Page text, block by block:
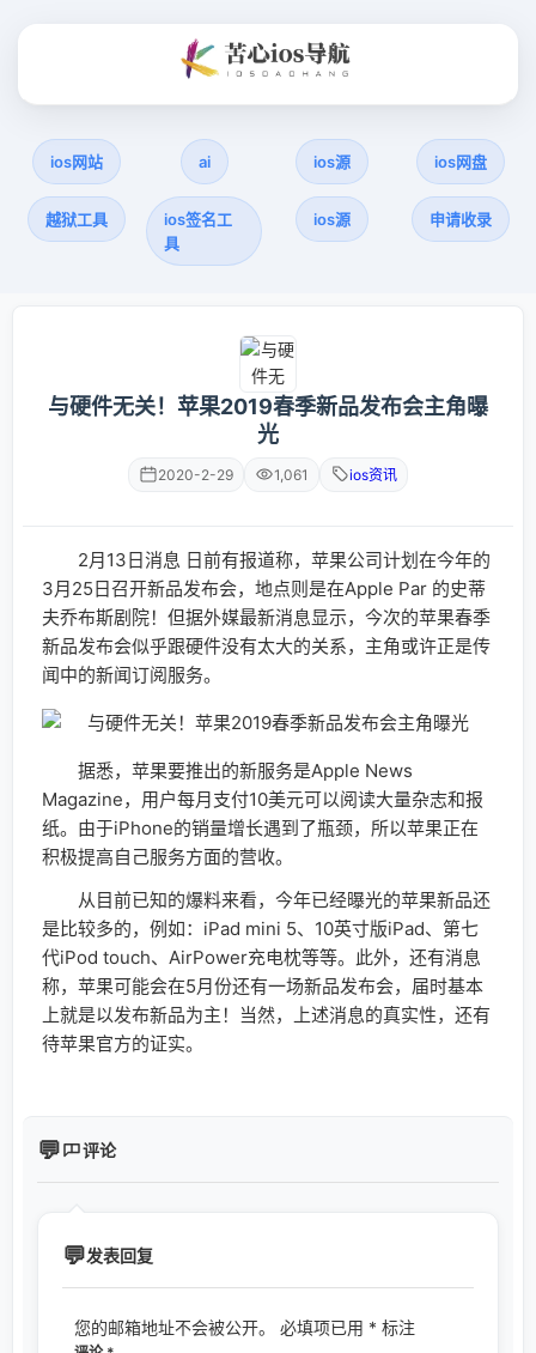
ios网站 ai ios源 ios网盘
越狱工具
ios签名工
具
ios源 申请收录
与硬件无关！苹果2019春季新品发布会主角曝
光
2020-2-29 1,061 ios资讯
2月13日消息 日前有报道称，苹果公司计划在今年的
3月25日召开新品发布会，地点则是在Apple Par 的史蒂
夫乔布斯剧院！但据外媒最新消息显示，今次的苹果春季
新品发布会似乎跟硬件没有太大的关系，主角或许正是传
闻中的新闻订阅服务。
据悉，苹果要推出的新服务是Apple News
Magazine，用户每月支付10美元可以阅读大量杂志和报
纸。由于iPhone的销量增长遇到了瓶颈，所以苹果正在
积极提高自己服务方面的营收。
从目前已知的爆料来看，今年已经曝光的苹果新品还
是比较多的，例如：iPad mini 5、10英寸版iPad、第七
代iPod touch、AirPower充电枕等等。此外，还有消息
称，苹果可能会在5月份还有一场新品发布会，届时基本
上就是以发布新品为主！当然，上述消息的真实性，还有
待苹果官方的证实。
评论
发表回复
您的邮箱地址不会被公开。 必填项已用 * 标注